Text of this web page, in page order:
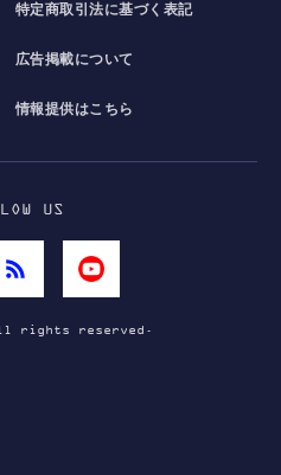
特定商取引法に基づく表記
広告掲載について
情報提供はこちら
US
rights reserved.